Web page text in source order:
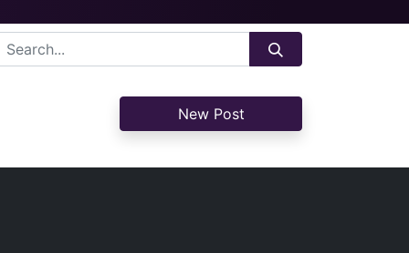
New Post